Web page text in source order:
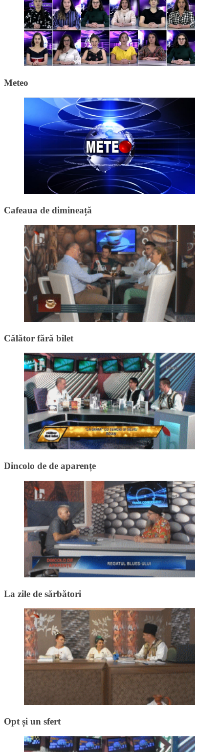
Meteo
Cafeaua de dimineață
Călător fără bilet
Dincolo de de aparențe
La zile de sărbători
Opt și un sfert